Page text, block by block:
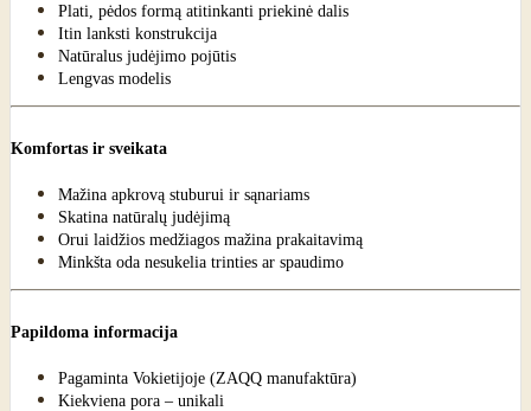
Plati, pėdos formą atitinkanti priekinė dalis
Itin lanksti konstrukcija
Natūralus judėjimo pojūtis
Lengvas modelis
Komfortas ir sveikata
Mažina apkrovą stuburui ir sąnariams
Skatina natūralų judėjimą
Orui laidžios medžiagos mažina prakaitavimą
Minkšta oda nesukelia trinties ar spaudimo
Papildoma informacija
Pagaminta Vokietijoje (ZAQQ manufaktūra)
Kiekviena pora – unikali